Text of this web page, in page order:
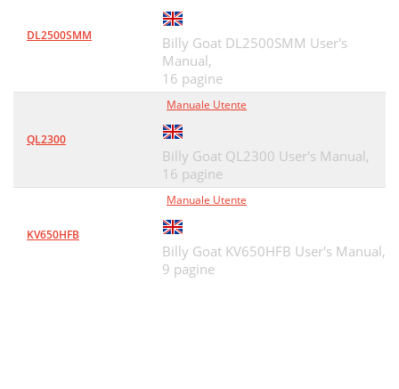
DL2500SMM
Billy Goat DL2500SMM User's
Manual,
16 pagine
QL2300
Manuale Utente
Billy Goat QL2300 User's Manual,
16 pagine
KV650HFB
Manuale Utente
Billy Goat KV650HFB User's Manual,
9 pagine